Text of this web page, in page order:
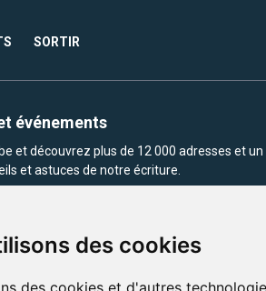
des cookies
des cookies et d'autres
SORTIR
événements
et découvrez plus de 12 000 adresses et un
et astuces de notre écriture.